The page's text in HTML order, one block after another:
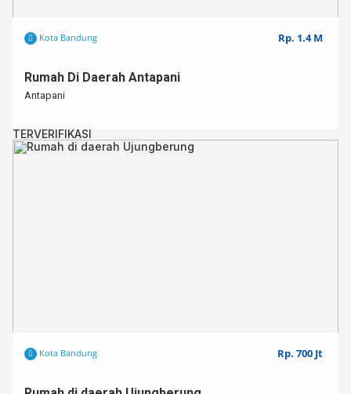
Kota Bandung Rp. 1.4 M
Rumah Di Daerah Antapani
Antapani
TERVERIFIKASI
Kota Bandung Rp. 700 Jt